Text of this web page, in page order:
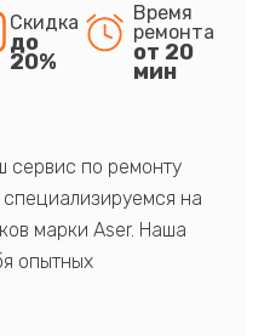
Скидка
до
20%
Время
ремонта
от 20
мин
сервис по ремонту
на
марки Aser. Наша
опытных
знаниями и